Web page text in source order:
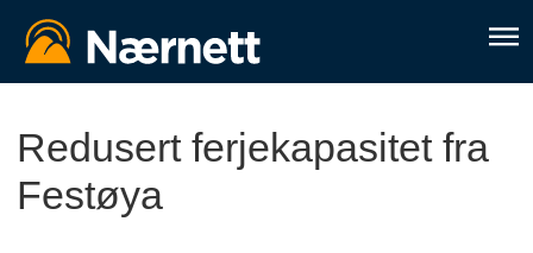
Redusert ferjekapasitet fra
Festøya